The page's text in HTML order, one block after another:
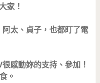
家！
太、貞子，也都盯了電
感動妳的支持、參加！
。